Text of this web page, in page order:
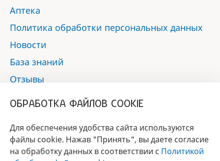
Аптека
Политика обработки персональных данных
Новости
База знаний
Отзывы
БРЕНД
ОБРАБОТКА ФАЙЛОВ COOKIE
Для обеспечения удобства сайта используются
файлы cookie. Нажав "Принять", вы даете согласие
на обработку данных в соответствии с Политикой